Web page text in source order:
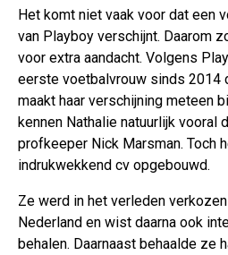
Het komt niet vaak voor dat een
van Playboy verschijnt. Daarom
voor extra aandacht. Volgens
eerste voetbalvrouw sinds 2014
maakt haar verschijning meteen
kennen Nathalie natuurlijk vooral
profkeeper Nick Marsman. Toch
indrukwekkend cv opgebouwd.
Ze werd in het verleden
Nederland en wist daarna ook
behalen. Daarnaast behaalde ze